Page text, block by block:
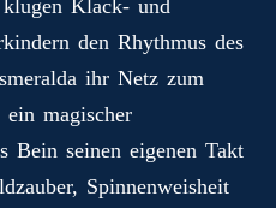
o
m
Klack‑ und
den Rhythmus des
ihr Netz zum
magischer
Bein seinen eigenen Takt
Spinnenweisheit